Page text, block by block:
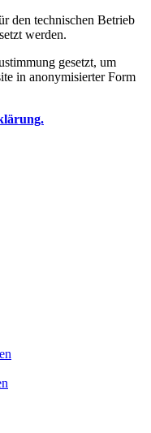
den technischen Betrieb
werden.
gesetzt, um
in anonymisierter Form